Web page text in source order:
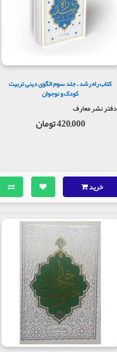
کتاب راه رشد ، جلد سوم الگوی دینی تربیت
کودک و نوجوان
دفتر نشر معارف
420,000 تومان
خرید